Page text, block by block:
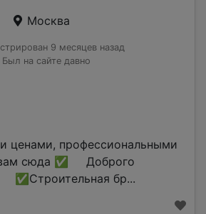
Москва
9 месяцев назад
Был на сайте давно
ценами, профессиональными
сюда ✅ Доброго
✅Строительная бр...